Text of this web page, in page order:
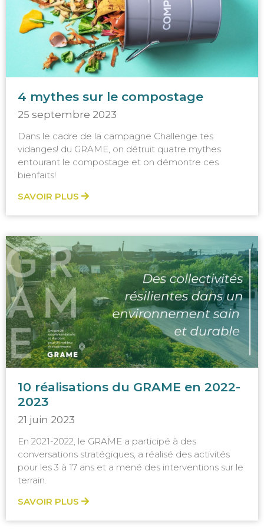
4 mythes sur le compostage
25 septembre 2023
Dans le cadre de la campagne Challenge tes
vidanges! du GRAME, on détruit quatre mythes
entourant le compostage et on démontre ces
bienfaits!
SAVOIR PLUS
10 réalisations du GRAME en 2022-
2023
21 juin 2023
En 2021-2022, le GRAME a participé à des
conversations stratégiques, a réalisé des activités
pour les 3 à 17 ans et a mené des interventions sur le
terrain.
SAVOIR PLUS